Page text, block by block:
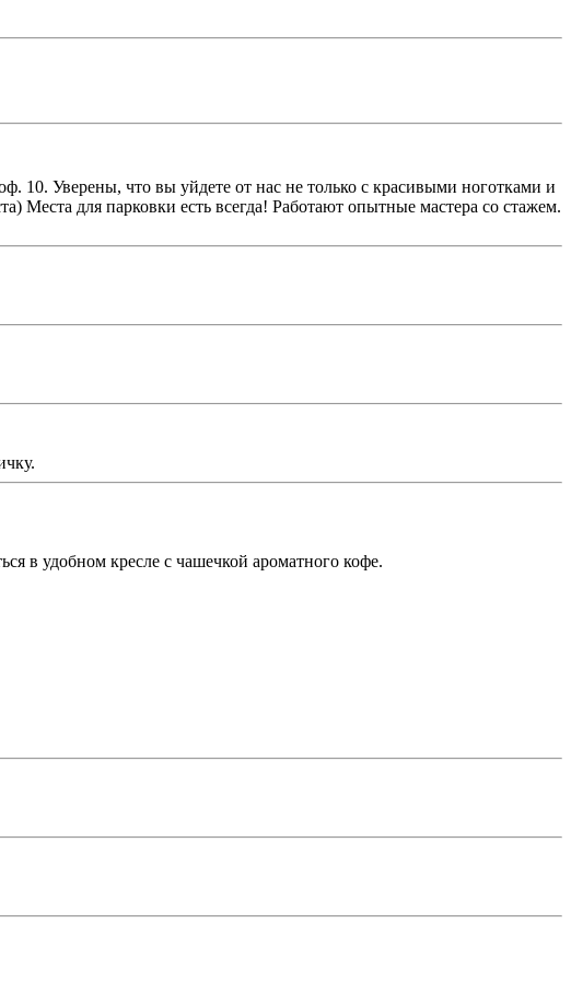
10. Уверены, что вы уйдете от нас не только с красивыми ноготками и
Места для парковки есть всегда! Работают опытные мастера со стажем.
в удобном кресле с чашечкой ароматного кофе.